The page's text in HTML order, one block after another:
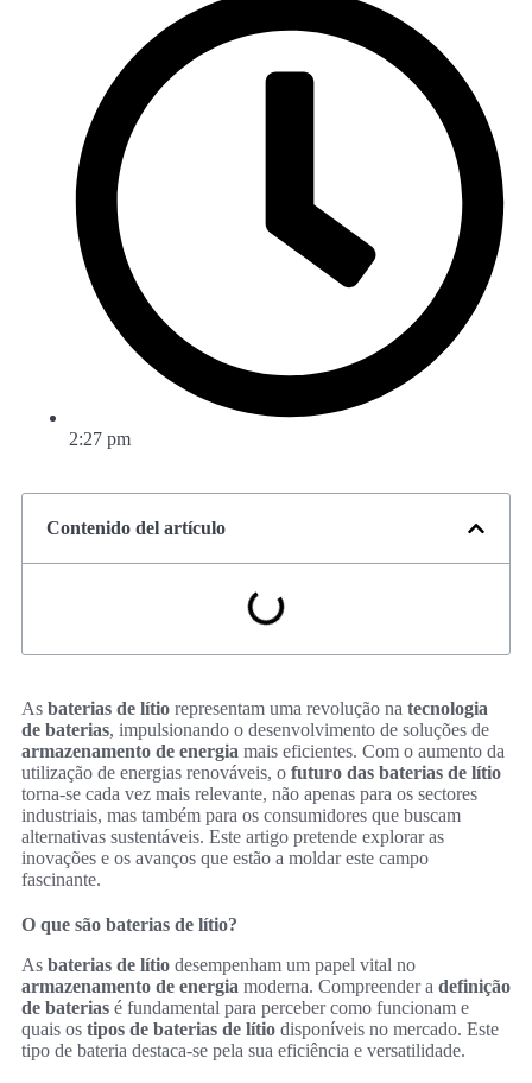
2:27 pm
Contenido del artículo
As baterias de lítio representam uma revolução na tecnologia
de baterias, impulsionando o desenvolvimento de soluções de
armazenamento de energia mais eficientes. Com o aumento da
utilização de energias renováveis, o futuro das baterias de lítio
torna-se cada vez mais relevante, não apenas para os sectores
industriais, mas também para os consumidores que buscam
alternativas sustentáveis. Este artigo pretende explorar as
inovações e os avanços que estão a moldar este campo
fascinante.
O que são baterias de lítio?
As baterias de lítio desempenham um papel vital no
armazenamento de energia moderna. Compreender a definição
de baterias é fundamental para perceber como funcionam e
quais os tipos de baterias de lítio disponíveis no mercado. Este
tipo de bateria destaca-se pela sua eficiência e versatilidade.